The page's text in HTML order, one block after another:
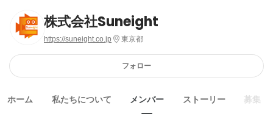
株式会社Suneight
https://suneight.co.jp 東京都
フォロー
ホーム 私たちについて メンバー ストーリー 募集